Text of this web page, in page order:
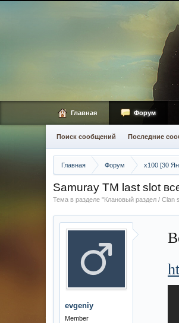
Главная Форум х100 [30
Samuray TM last slot
Тема в разделе "Клановый раздел / Сlan
evgeniy
Member
Главная Форум
Поиск сообщений Последние